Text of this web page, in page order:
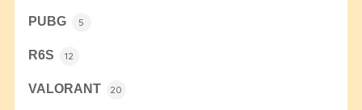
PUBG 5
R6S 12
VALORANT 20